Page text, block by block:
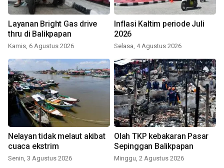
Layanan Bright Gas drive
thru di Balikpapan
Kamis, 6 Agustus 2026
Inflasi Kaltim periode Juli
2026
Selasa, 4 Agustus 2026
Nelayan tidak melaut akibat
cuaca ekstrim
Senin, 3 Agustus 2026
Olah TKP kebakaran Pasar
Sepinggan Balikpapan
Minggu, 2 Agustus 2026